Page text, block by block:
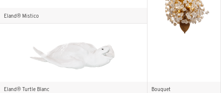
Eland® Mistico
Bouquet
Eland® Turtle Blanc